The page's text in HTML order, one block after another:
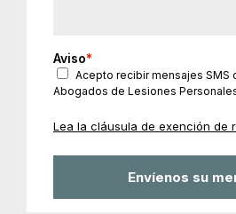
Aviso*
Acepto recibir mensajes SMS
Abogados de Lesiones
Lea la cláusula de exención de